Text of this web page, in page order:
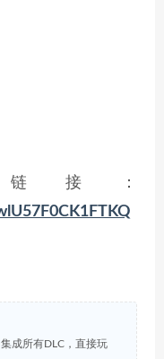
接：
成所有DLC，直接玩